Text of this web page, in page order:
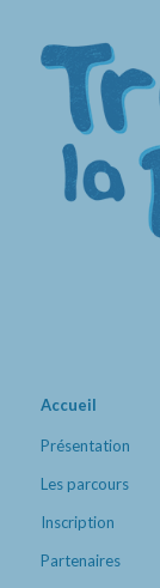
Accueil
Présentation
Les parcours
Inscription
Partenaires